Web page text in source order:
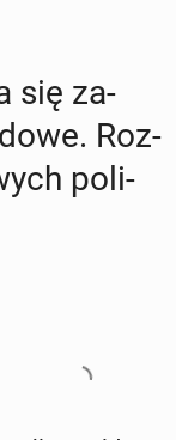
się za­
Roz­
po­li­